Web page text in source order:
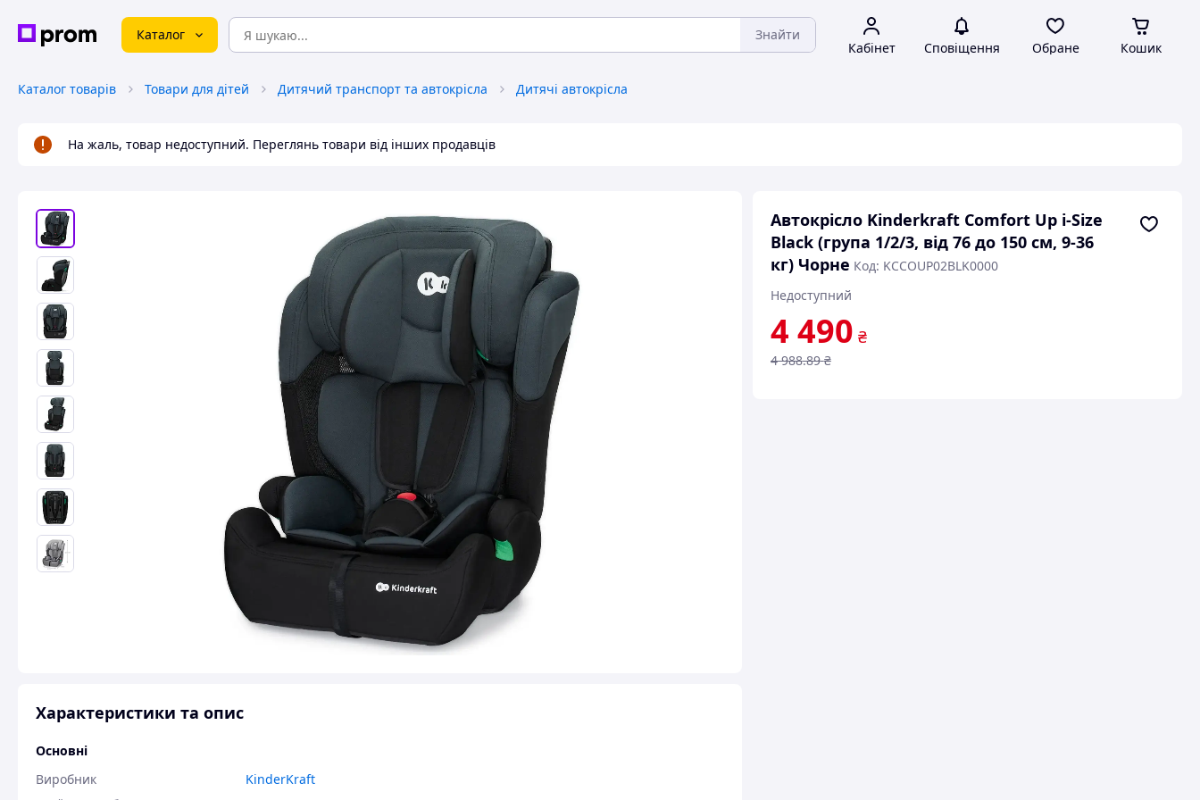
Каталог Знайти
Кабінет Сповіщення Обране Кошик
Каталог товарів Товари для дітей Дитячий транспорт та автокрісла Дитячі автокрісла
На жаль, товар недоступний. Переглянь товари від інших продавців
Автокрісло Kinderkraft Comfort Up i-Size
Black (група 1/2/3, від 76 до 150 см, 9-36
кг) Чорне Код: KCCOUP02BLK0000
Недоступний
4 490 ₴
4 988.89 ₴
Характеристики та опис
Основні
Виробник
KinderKraft